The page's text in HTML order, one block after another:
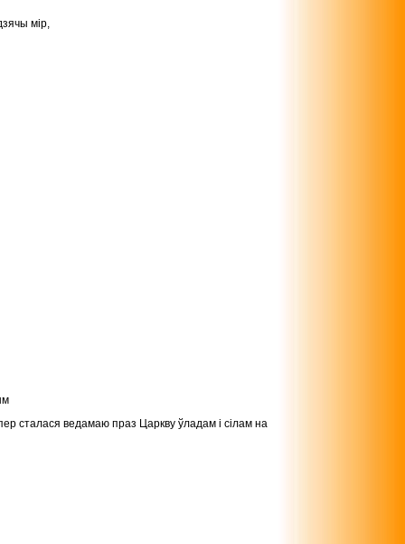
мір,
сталася ведамаю праз Царкву ўладам і сілам на